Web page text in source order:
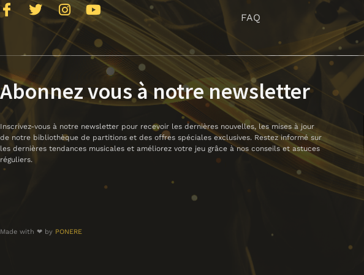
J
a
c
e
b
o
o
k
t
T
w
t
r
I
n
s
t
r
a
Y
o
u
t
u
e
FAQ
Abonnez vous à notre newsletter
Inscrivez-vous à notre newsletter pour recevoir les dernières nouvelles, les mises à jour
de notre bibliothèque de partitions et des offres spéciales exclusives. Restez informé sur
les dernières tendances musicales et améliorez votre jeu grâce à nos conseils et astuces
réguliers.
Made with ❤ by PONERE